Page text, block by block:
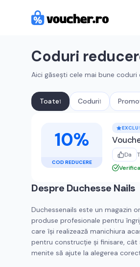
Coduri
Aici găsești cele mai bune
Toate1 Coduri1
10%
COD REDUCERE
Da
Despre Duchesse Nails
Duchessenails este un magazin
produse profesionale pentru
care își realizează manichiura
pentru construcție și finisare,
menite să ajute la alegerea